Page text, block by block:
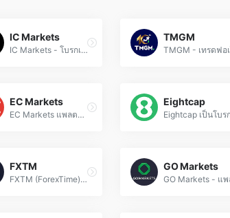
IC Markets
IC Markets - โบรกเกอร์ฟอเร็กซ์ที่มีสเปรดต่ำ 0.0 pip, การดำเนินการเร็ว, เลเวอเรจสูง 1:1000 และสินค้าการซื้อขาย 2,250+ รายการ
TMGM
EC Markets
EC Markets แพลตฟอร์มเทรดฟอเร็กซ์ที่ได้รับอนุญาตจากหลายประเทศ เสนอสเปรดต่ำและเครื่องมือเทรดครบวงจร
Eightcap
FXTM
FXTM (ForexTime) - โบรกเกอร์ Forex และ CFD ที่ให้บริการการเทรดสกุลเงิน, สินค้าโภคภัณฑ์, ดัชนี และหุ้นทั่วโลก
GO Markets